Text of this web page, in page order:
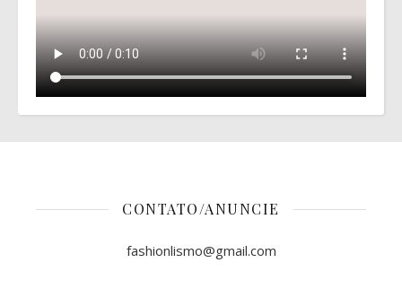
CONTATO/ANUNCIE
fashionlismo@gmail.com